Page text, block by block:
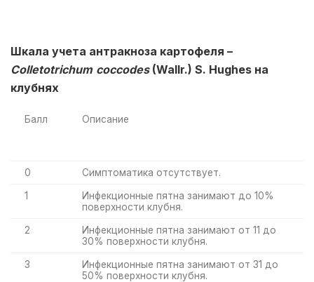
Шкала учета антракноза картофеля –
Colletotrichum coccodes(Wallr.) S. Hughes на
клубнях
Балл Описание
0 Симптоматика отсутствует.
1
Инфекционные пятна занимают до 10%
поверхности клубня.
2
Инфекционные пятна занимают от 11 до
30% поверхности клубня.
3
Инфекционные пятна занимают от 31 до
50% поверхности клубня.